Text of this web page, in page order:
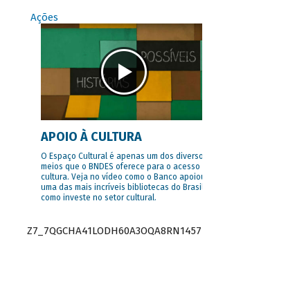
Ações
APOIO À CULTURA
O Espaço Cultural é apenas um dos diversos
meios que o BNDES oferece para o acesso à
cultura. Veja no vídeo como o Banco apoiou
uma das mais incríveis bibliotecas do Brasil e
como investe no setor cultural.
Z7_7QGCHA41LODH60A3OQA8RN1457